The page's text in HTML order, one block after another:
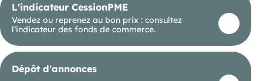
L'indicateur CessionPME
Vendez ou reprenez au bon prix : consultez
l’indicateur des fonds de commerce.
Dépôt d'annonces